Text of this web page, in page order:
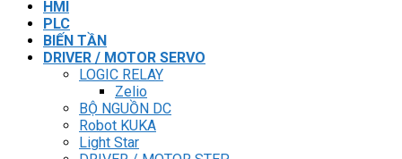
HMI
PLC
BIẾN TẦN
DRIVER / MOTOR SERVO
LOGIC RELAY
Zelio
BỘ NGUỒN DC
Robot KUKA
Light Star